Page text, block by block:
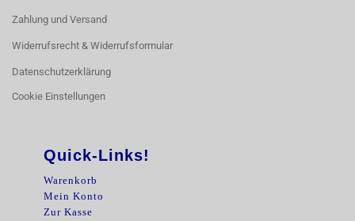
Zahlung und Versand
Widerrufsrecht & Widerrufsformular
Datenschutzerklärung
Cookie Einstellungen
Quick-Links!
Warenkorb
Mein Konto
Zur Kasse